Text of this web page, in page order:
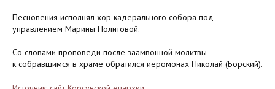
Песнопения исполнял хор кадерального собора под
управлением Марины Политовой.
Со словами проповеди после заамвонной молитвы
к собравшимся в храме обратился иеромонах Николай (Борский).